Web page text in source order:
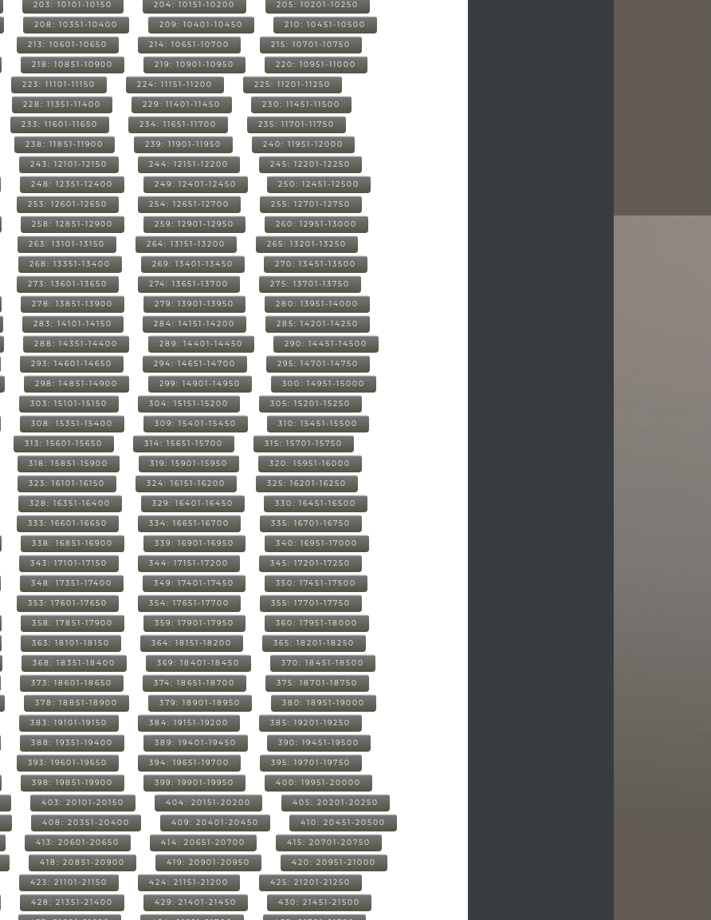
203: 10101-10150 204: 10151-10200 205: 10201-10250
208: 10351-10400 209: 10401-10450 210: 10451-10500
213: 10601-10650 214: 10651-10700 215: 10701-10750
218: 10851-10900 219: 10901-10950 220: 10951-11000
223: 11101-11150 224: 11151-11200 225: 11201-11250
228: 11351-11400 229: 11401-11450 230: 11451-11500
233: 11601-11650 234: 11651-11700 235: 11701-11750
238: 11851-11900 239: 11901-11950 240: 11951-12000
243: 12101-12150 244: 12151-12200 245: 12201-12250
248: 12351-12400 249: 12401-12450 250: 12451-12500
253: 12601-12650 254: 12651-12700 255: 12701-12750
258: 12851-12900 259: 12901-12950 260: 12951-13000
263: 13101-13150 264: 13151-13200 265: 13201-13250
268: 13351-13400 269: 13401-13450 270: 13451-13500
273: 13601-13650 274: 13651-13700 275: 13701-13750
278: 13851-13900 279: 13901-13950 280: 13951-14000
283: 14101-14150 284: 14151-14200 285: 14201-14250
288: 14351-14400 289: 14401-14450 290: 14451-14500
293: 14601-14650 294: 14651-14700 295: 14701-14750
298: 14851-14900 299: 14901-14950 300: 14951-15000
303: 15101-15150 304: 15151-15200 305: 15201-15250
308: 15351-15400 309: 15401-15450 310: 15451-15500
313: 15601-15650 314: 15651-15700 315: 15701-15750
318: 15851-15900 319: 15901-15950 320: 15951-16000
323: 16101-16150 324: 16151-16200 325: 16201-16250
328: 16351-16400 329: 16401-16450 330: 16451-16500
333: 16601-16650 334: 16651-16700 335: 16701-16750
338: 16851-16900 339: 16901-16950 340: 16951-17000
343: 17101-17150 344: 17151-17200 345: 17201-17250
348: 17351-17400 349: 17401-17450 350: 17451-17500
353: 17601-17650 354: 17651-17700 355: 17701-17750
358: 17851-17900 359: 17901-17950 360: 17951-18000
363: 18101-18150 364: 18151-18200 365: 18201-18250
368: 18351-18400 369: 18401-18450 370: 18451-18500
373: 18601-18650 374: 18651-18700 375: 18701-18750
378: 18851-18900 379: 18901-18950 380: 18951-19000
383: 19101-19150 384: 19151-19200 385: 19201-19250
388: 19351-19400 389: 19401-19450 390: 19451-19500
393: 19601-19650 394: 19651-19700 395: 19701-19750
398: 19851-19900 399: 19901-19950 400: 19951-20000
403: 20101-20150 404: 20151-20200 405: 20201-20250
408: 20351-20400 409: 20401-20450 410: 20451-20500
413: 20601-20650 414: 20651-20700 415: 20701-20750
418: 20851-20900 419: 20901-20950 420: 20951-21000
423: 21101-21150 424: 21151-21200 425: 21201-21250
428: 21351-21400 429: 21401-21450 430: 21451-21500